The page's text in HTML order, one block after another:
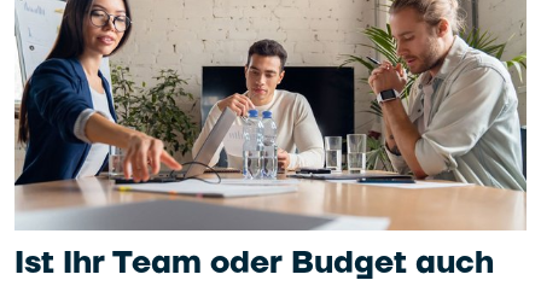
Ist Ihr Team oder Budget auch